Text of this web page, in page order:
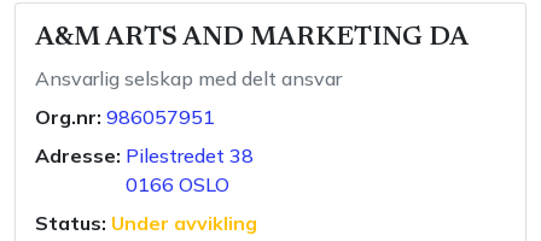
A&M ARTS AND MARKETING DA
Ansvarlig selskap med delt ansvar
Org.nr: 986057951
Adresse: Pilestredet 38
0166 OSLO
Status: Under avvikling